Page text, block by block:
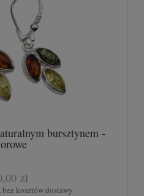
bursztynem -
zł
bez kosztów dostawy